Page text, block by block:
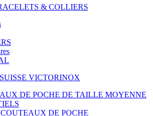
& COLLIERS
VICTORINOX
DE POCHE DE TAILLE MOYENNE
DE POCHE